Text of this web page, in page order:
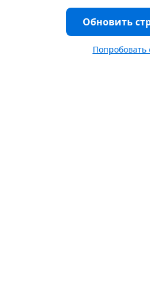
Обновить
Попробовать